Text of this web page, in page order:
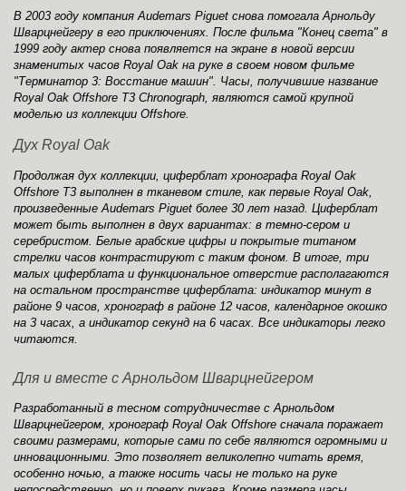
В 2003 году компания Audemars Piguet снова помогала Арнольду
Шварцнейгеру в его приключениях. После фильма "Конец света" в
1999 году актер снова появляется на экране в новой версии
знаменитых часов Royal Oak на руке в своем новом фильме
"Терминатор 3: Восстание машин". Часы, получившие название
Royal Oak Offshore T3 Chronograph, являются самой крупной
моделью из коллекции Offshore.
Дух Royal Oak
Продолжая дух коллекции, циферблат хронографа Royal Oak
Offshore T3 выполнен в тканевом стиле, как первые Royal Oak,
произведенные Audemars Piguet более 30 лет назад. Циферблат
может быть выполнен в двух вариантах: в темно-сером и
серебристом. Белые арабские цифры и покрытые титаном
стрелки часов контрастируют с таким фоном. В итоге, три
малых циферблата и функциональное отверстие располагаются
на остальном пространстве циферблата: индикатор минут в
районе 9 часов, хронограф в районе 12 часов, календарное окошко
на 3 часах, а индикатор секунд на 6 часах. Все индикаторы легко
читаются.
Для и вместе с Арнольдом Шварцнейгером
Разработанный в тесном сотрудничестве с Арнольдом
Шварцнейгером, хронограф Royal Oak Offshore сначала поражает
своими размерами, которые сами по себе являются огромными и
инновационными. Это позволяет великолепно читать время,
особенно ночью, а также носить часы не только на руке